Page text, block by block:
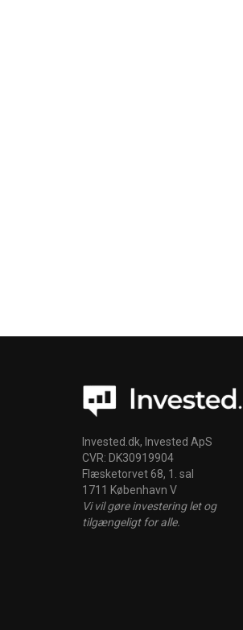
Invested.dk, Invested ApS
CVR: DK30919904
Flæsketorvet 68, 1. sal
1711 København V
Vi vil gøre investering let og
tilgængeligt for alle.